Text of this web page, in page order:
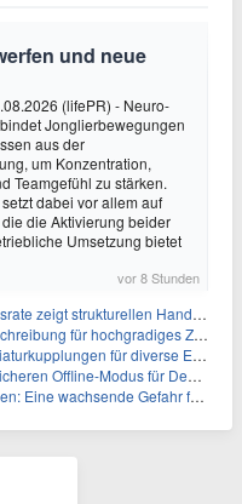
und neue
(lifePR) - Neuro-
Jonglierbewegungen
aus der
um Konzentration,
Teamgefühl zu stärken.
dabei vor allem auf
die Aktivierung beider
Umsetzung bietet
vor 8 Stunden
bei der Ernährung schulpflichtiger Kinder
mit Germanium- und Silbergehalten und stellt ein Betriebsupdate bereit
für diverse Einsatzbereiche
Modus für Desktop- und Mobile-Apps ein
Gefahr für industrielle Elektroniksysteme